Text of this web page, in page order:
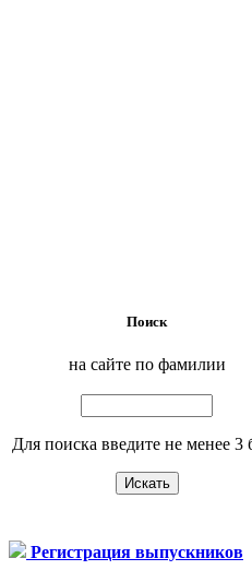
Поиск
на сайте по фамилии
Для поиска введите не менее 3
Регистрация выпускников